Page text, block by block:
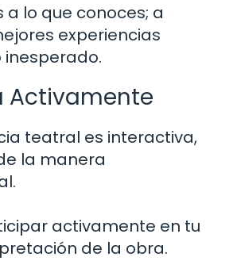
a lo que conoces; a
experiencias
inesperado.
Activamente
teatral es interactiva,
la manera
activamente en tu
de la obra.